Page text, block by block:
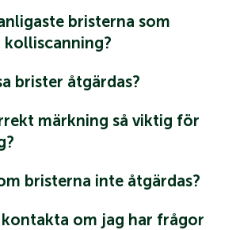
bristerna som
kolliscanning?
brister åtgärdas?
märkning så viktig för
bristerna inte åtgärdas?
kontakta om jag har frågor